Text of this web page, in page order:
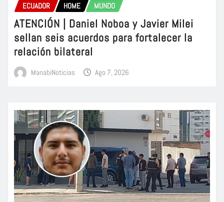
ECUADOR HOME MUNDO
ATENCIÓN | Daniel Noboa y Javier Milei
sellan seis acuerdos para fortalecer la
relación bilateral
ManabiNoticias Ago 7, 2026